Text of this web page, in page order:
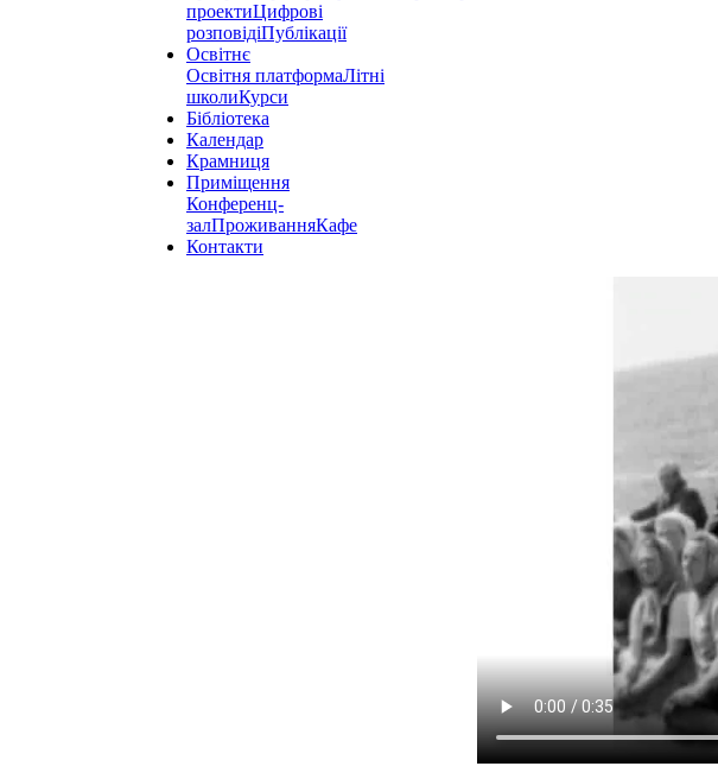
проектиЦифрові
розповідіПублікації
Освітнє
Освітня платформаЛітні
школиКурси
Бібліотека
Календар
Крамниця
Приміщення
Конференц-
залПроживанняКафе
Контакти